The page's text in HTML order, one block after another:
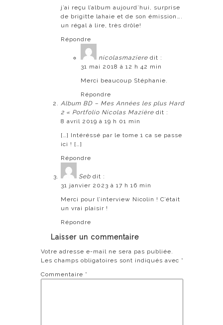
j’ai reçu l’album aujourd’hui, surprise
de brigitte lahaie et de son émission….
un régal à lire, très drôle!
Répondre
nicolasmaziere dit :
31 mai 2018 à 12 h 42 min
Merci beaucoup Stéphanie.
Répondre
Album BD – Mes Années les plus Hard
2 « Portfolio Nicolas Mazière dit :
8 avril 2019 à 19 h 01 min
[…] Intéréssé par le tome 1 ca se passe
ici ! […]
Répondre
Seb dit :
31 janvier 2023 à 17 h 16 min
Merci pour l’interview Nicolin ! C’était
un vrai plaisir !
Répondre
Laisser un commentaire
Votre adresse e-mail ne sera pas publiée.
Les champs obligatoires sont indiqués avec *
Commentaire *